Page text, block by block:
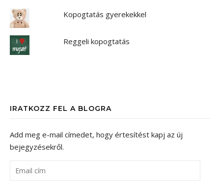
Kopogtatás gyerekekkel
Reggeli kopogtatás
IRATKOZZ FEL A BLOGRA
Add meg e-mail címedet, hogy értesítést kapj az új
bejegyzésekről.